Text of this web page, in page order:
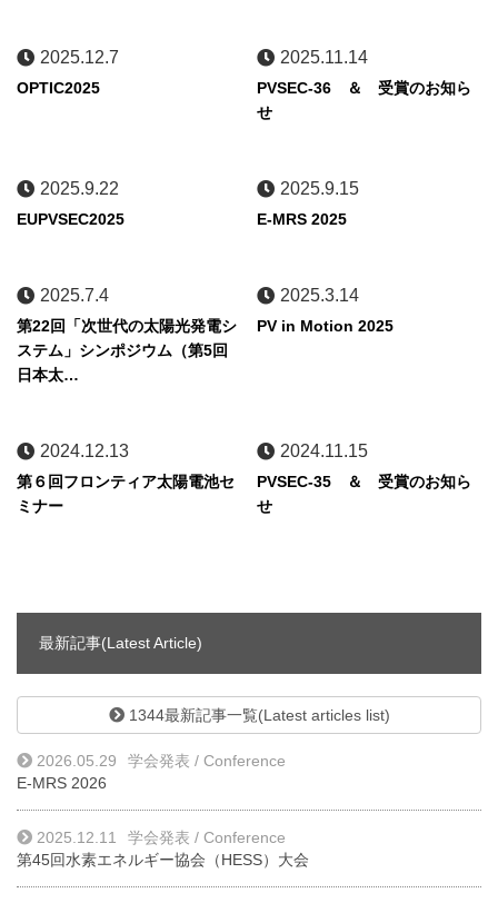
2025.12.7
OPTIC2025
2025.11.14
PVSEC-36 ＆ 受賞のお知ら
せ
2025.9.22
EUPVSEC2025
2025.9.15
E-MRS 2025
2025.7.4
第22回「次世代の太陽光発電シ
ステム」シンポジウム（第5回
日本太…
2025.3.14
PV in Motion 2025
2024.12.13
第６回フロンティア太陽電池セ
ミナー
2024.11.15
PVSEC-35 ＆ 受賞のお知ら
せ
最新記事(Latest Article)
1344最新記事一覧(Latest articles list)
2026.05.29
学会発表 / Conference
E-MRS 2026
2025.12.11
学会発表 / Conference
第45回水素エネルギー協会（HESS）大会